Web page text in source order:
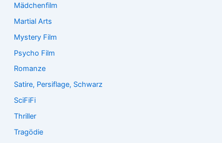
Mädchenfilm
Martial Arts
Mystery Film
Psycho Film
Romanze
Satire, Persiflage, Schwarz
SciFiFi
Thriller
Tragödie